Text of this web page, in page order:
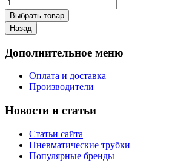
Дополнительное меню
Оплата и доставка
Производители
Новости и статьи
Статьи сайта
Пневматические трубки
Популярные бренды